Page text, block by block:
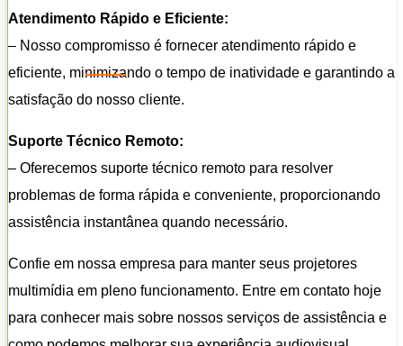
Atendimento Rápido e Eficiente:
– Nosso compromisso é fornecer atendimento rápido e
eficiente, minimizando o tempo de inatividade e garantindo a
satisfação do nosso cliente.
Suporte Técnico Remoto:
– Oferecemos suporte técnico remoto para resolver
problemas de forma rápida e conveniente, proporcionando
assistência instantânea quando necessário.
Confie em nossa empresa para manter seus projetores
multimídia em pleno funcionamento. Entre em contato hoje
para conhecer mais sobre nossos serviços de assistência e